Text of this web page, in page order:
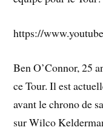
https://
Ben O’Connor, 25
ce Tour. Il est
avant le chrono de
sur Wilco